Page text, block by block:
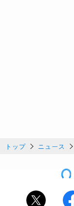
トップ ニュース